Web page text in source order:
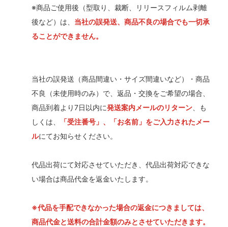
※商品ご使用後（型取り、裁断、リリースフィルム剥離
後など）は、 当社の誤発送、商品不良の場合でも一切承
ることができません。
当社の誤発送（商品間違い・サイズ間違いなど）・商品
不良（未使用時のみ）で、返品・交換をご希望の場合、
商品到着より7日以内に発送案内メールのリターン、も
しくは、
「受注番号」、「お名前」をご入力されたメー
ルにてお知らせください。
代品出荷にて対応させていただき、代品出荷対応できな
い場合は商品代金を返金いたします。
※代品を手配できなかった場合の返金につきましては、
商品代金と送料の合計金額のみとさせていただきます。